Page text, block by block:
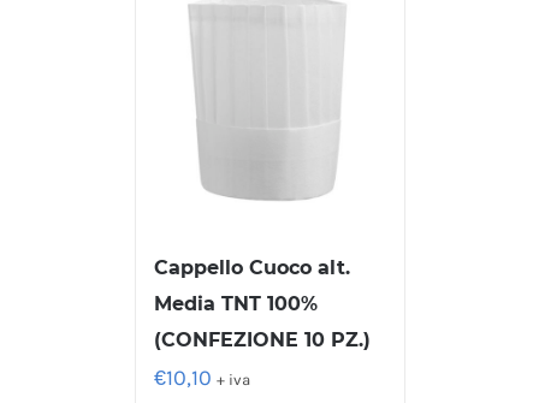
Cappello Cuoco alt.
Media TNT 100%
(CONFEZIONE 10 PZ.)
€10,10 + iva